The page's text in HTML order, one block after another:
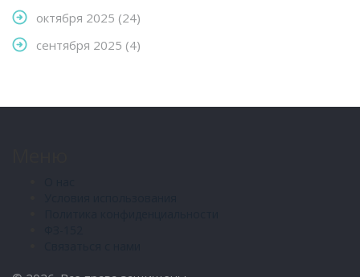
октября 2025 (24)
сентября 2025 (4)